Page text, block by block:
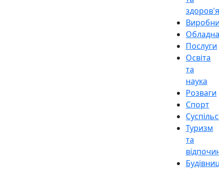
здоров'я
Послуги
Освіта
та
наука
Розваги
Спорт
Туризм
та